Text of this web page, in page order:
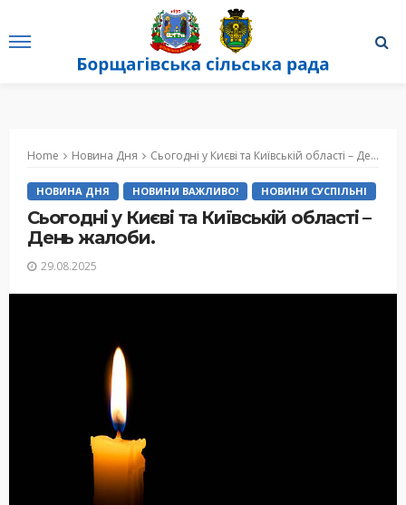
Home Новина Дня Сьогодні у Києві та Київській області – День жалоби.
НОВИНА ДНЯ НОВИНИ ВАЖЛИВО! НОВИНИ СУСПІЛЬНІ
Сьогодні у Києві та Київській області –
День жалоби.
29.08.2025